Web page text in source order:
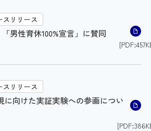
スリリース
「男性育休100%宣言」に賛同
スリリース
に向けた実証実験への参画につい